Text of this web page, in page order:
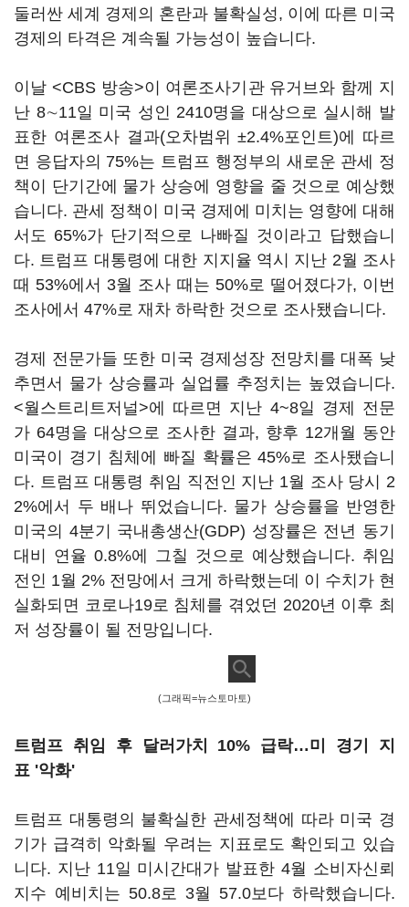
둘러싼 세계 경제의 혼란과 불확실성, 이에 따른 미국
경제의 타격은 계속될 가능성이 높습니다.
이날 <CBS 방송>이 여론조사기관 유거브와 함께 지
난 8∼11일 미국 성인 2410명을 대상으로 실시해 발
표한 여론조사 결과(오차범위 ±2.4%포인트)에 따르
면 응답자의 75%는 트럼프 행정부의 새로운 관세 정
책이 단기간에 물가 상승에 영향을 줄 것으로 예상했
습니다. 관세 정책이 미국 경제에 미치는 영향에 대해
서도 65%가 단기적으로 나빠질 것이라고 답했습니
다. 트럼프 대통령에 대한 지지율 역시 지난 2월 조사
때 53%에서 3월 조사 때는 50%로 떨어졌다가, 이번
조사에서 47%로 재차 하락한 것으로 조사됐습니다.
경제 전문가들 또한 미국 경제성장 전망치를 대폭 낮
추면서 물가 상승률과 실업률 추정치는 높였습니다.
<월스트리트저널>에 따르면 지난 4~8일 경제 전문
가 64명을 대상으로 조사한 결과, 향후 12개월 동안
미국이 경기 침체에 빠질 확률은 45%로 조사됐습니
다. 트럼프 대통령 취임 직전인 지난 1월 조사 당시 2
2%에서 두 배나 뛰었습니다. 물가 상승률을 반영한
미국의 4분기 국내총생산(GDP) 성장률은 전년 동기
대비 연율 0.8%에 그칠 것으로 예상했습니다. 취임
전인 1월 2% 전망에서 크게 하락했는데 이 수치가 현
실화되면 코로나19로 침체를 겪었던 2020년 이후 최
저 성장률이 될 전망입니다.
(그래픽=뉴스토마토)
트럼프 취임 후 달러가치 10% 급락…미 경기 지
표 '악화'
트럼프 대통령의 불확실한 관세정책에 따라 미국 경
기가 급격히 악화될 우려는 지표로도 확인되고 있습
니다. 지난 11일 미시간대가 발표한 4월 소비자신뢰
지수 예비치는 50.8로 3월 57.0보다 하락했습니다.